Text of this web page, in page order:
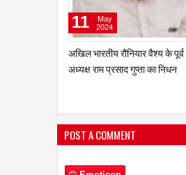
शिक्षा, महिला सक्तीकरण और पर्यावरण
संरक्षण में महत्वपूर्ण भूमिका निभा रही हैं
08
Oct
2021
POST A COMMENT